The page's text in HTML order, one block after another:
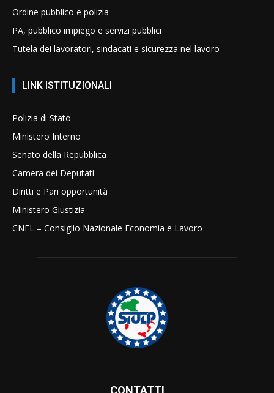
Ordine pubblico e polizia
PA, pubblico impiego e servizi pubblici
Tutela dei lavoratori, sindacati e sicurezza nel lavoro
LINK ISTITUZIONALI
Polizia di Stato
Ministero Interno
Senato della Repubblica
Camera dei Deputati
Diritti e Pari opportunità
Ministero Giustizia
CNEL – Consiglio Nazionale Economia e Lavoro
CONTATTI